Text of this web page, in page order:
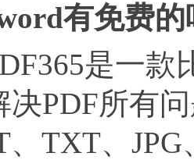
有免费的
是一款
决PDF所有
、TXT、